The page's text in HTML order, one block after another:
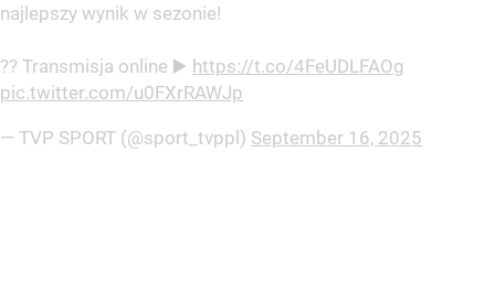
najlepszy wynik w sezonie!
?? Transmisja online ▶️ https://t.co/4FeUDLFAOg
pic.twitter.com/u0FXrRAWJp
— TVP SPORT (@sport_tvppl) September 16, 2025